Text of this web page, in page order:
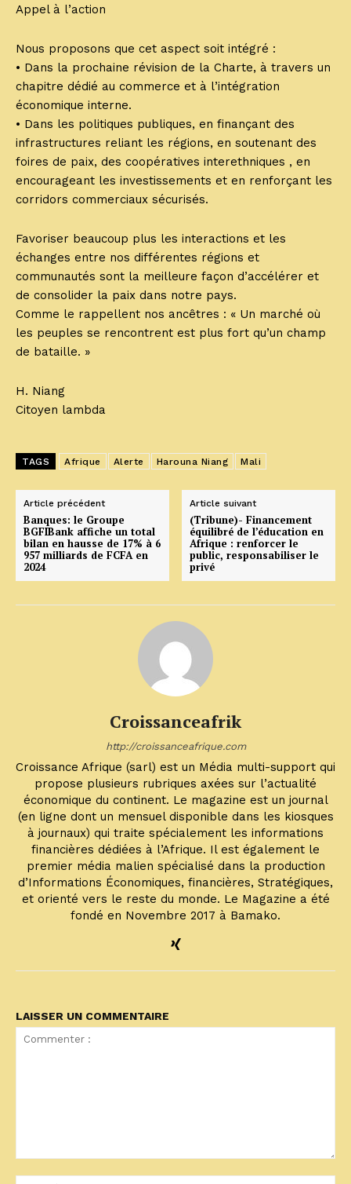
Appel à l’action
Nous proposons que cet aspect soit intégré :
• Dans la prochaine révision de la Charte, à travers un
chapitre dédié au commerce et à l’intégration
économique interne.
• Dans les politiques publiques, en finançant des
infrastructures reliant les régions, en soutenant des
foires de paix, des coopératives interethniques , en
encourageant les investissements et en renforçant les
corridors commerciaux sécurisés.
Favoriser beaucoup plus les interactions et les
échanges entre nos différentes régions et
communautés sont la meilleure façon d’accélérer et
de consolider la paix dans notre pays.
Comme le rappellent nos ancêtres : « Un marché où
les peuples se rencontrent est plus fort qu’un champ
de bataille. »
H. Niang
Citoyen lambda
TAGS Afrique Alerte Harouna Niang Mali
Article précédent
Banques: le Groupe
BGFIBank affiche un total
bilan en hausse de 17% à 6
957 milliards de FCFA en
2024
Article suivant
(Tribune)- Financement
équilibré de l’éducation en
Afrique : renforcer le
public, responsabiliser le
privé
Croissanceafrik
http://croissanceafrique.com
Croissance Afrique (sarl) est un Média multi-support qui
propose plusieurs rubriques axées sur l’actualité
économique du continent. Le magazine est un journal
(en ligne dont un mensuel disponible dans les kiosques
à journaux) qui traite spécialement les informations
financières dédiées à l’Afrique. Il est également le
premier média malien spécialisé dans la production
d’Informations Économiques, financières, Stratégiques,
et orienté vers le reste du monde. Le Magazine a été
fondé en Novembre 2017 à Bamako.
LAISSER UN COMMENTAIRE